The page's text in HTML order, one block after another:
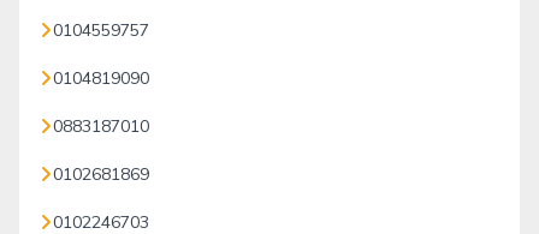
0104559757
0104819090
0883187010
0102681869
0102246703